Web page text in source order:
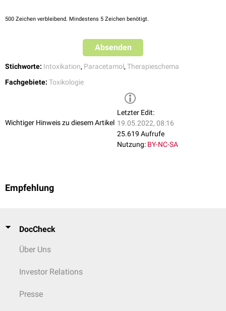
500 Zeichen verbleibend. Mindestens 5 Zeichen benötigt.
Absenden
Stichworte: Intoxikation, Paracetamol, Therapieschema
Fachgebiete: Toxikologie
Wichtiger Hinweis zu diesem Artikel
Letzter Edit:
19.05.2022, 08:16
25.619 Aufrufe
Nutzung: BY-NC-SA
Empfehlung
DocCheck
Über Uns
Investor Relations
Presse